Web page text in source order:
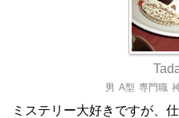
男 A型 専門職
ミステリー大好きですが、